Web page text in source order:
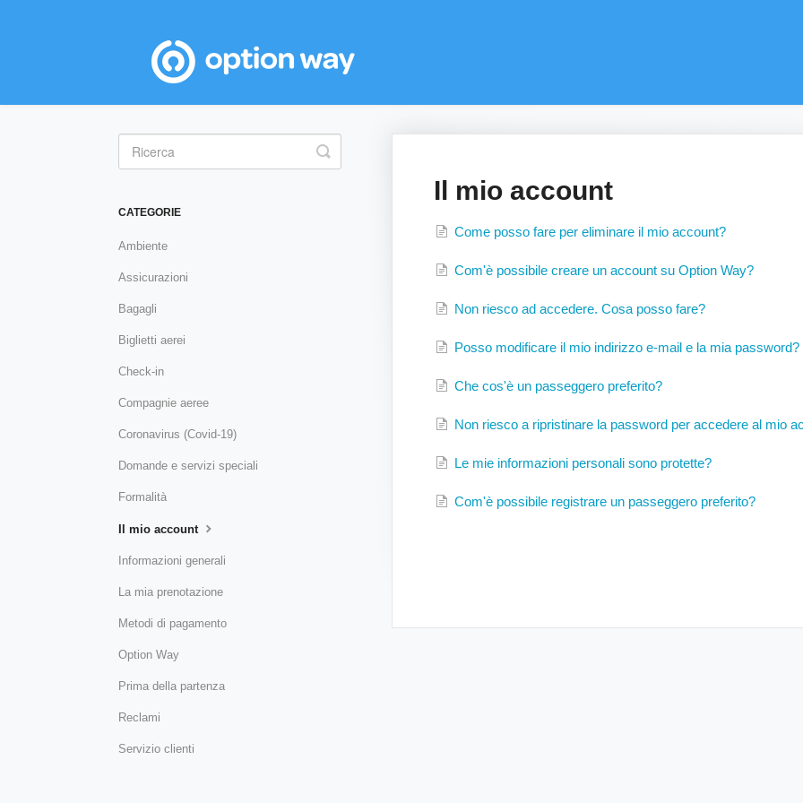
Il mio account
Come posso fare per eliminare il mio account?
Com'è possibile creare un account su Option Way?
Non riesco ad accedere. Cosa posso fare?
Posso modificare il mio indirizzo e-mail e la mia password?
Che cos'è un passeggero preferito?
Non riesco a ripristinare la password per accedere al mio
Le mie informazioni personali sono protette?
Com'è possibile registrare un passeggero preferito?
Toggle
Search
CATEGORIE
Ambiente
Assicurazioni
Bagagli
Biglietti aerei
Check-in
Compagnie aeree
Coronavirus (Covid-19)
Domande e servizi speciali
Formalità
Il mio account
Informazioni generali
La mia prenotazione
Metodi di pagamento
Option Way
Prima della partenza
Reclami
Servizio clienti